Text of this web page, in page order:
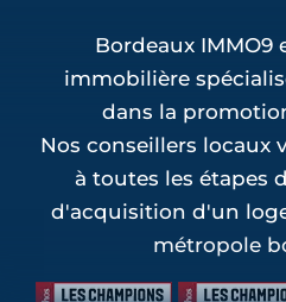
Bordeaux IMMO9
immobilière
dans la
Nos conseillers locaux
à toutes les étapes
d'acquisition d'un
métropole